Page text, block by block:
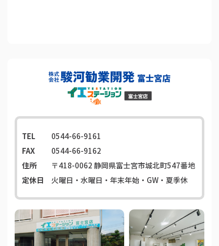
TEL
0544-66-9161
FAX
0544-66-9162
住所
〒418-0062静岡県富士宮市城北町547番地
定休日
火曜日・水曜日・年末年始・GW・夏季休